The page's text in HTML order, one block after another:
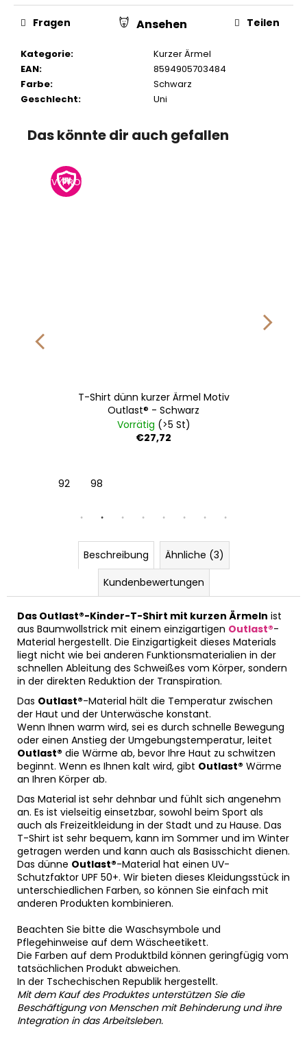
Kategorie:
Kurzer Ärmel
EAN:
8594905703484
Farbe:
Schwarz
Geschlecht: Uni
Fragen Ansehen Teilen
Das könnte dir auch gefallen
T-Shirt dünn kurzer Ärmel Motiv
Outlast® - Schwarz
Vorrätig (>5 St)
€27,72
92 98
VÝPRODEJ
Beschreibung
Ähnliche (3)
Kundenbewertungen
Das Outlast®-Kinder-T-Shirt mit kurzen Ärmeln ist
aus Baumwollstrick mit einem einzigartigen Outlast®-
Material hergestellt. Die Einzigartigkeit dieses Materials
liegt nicht wie bei anderen Funktionsmaterialien in der
schnellen Ableitung des Schweißes vom Körper, sondern
in der direkten Reduktion der Transpiration.
Das Outlast®-Material hält die Temperatur zwischen
der Haut und der Unterwäsche konstant.
Wenn Ihnen warm wird, sei es durch schnelle Bewegung
oder einen Anstieg der Umgebungstemperatur, leitet
Outlast® die Wärme ab, bevor Ihre Haut zu schwitzen
beginnt. Wenn es Ihnen kalt wird, gibt Outlast® Wärme
an Ihren Körper ab.
Das Material ist sehr dehnbar und fühlt sich angenehm
an. Es ist vielseitig einsetzbar, sowohl beim Sport als
auch als Freizeitkleidung in der Stadt und zu Hause. Das
T-Shirt ist sehr bequem, kann im Sommer und im Winter
getragen werden und kann auch als Basisschicht dienen.
Das dünne Outlast®-Material hat einen UV-
Schutzfaktor UPF 50+. Wir bieten dieses Kleidungsstück in
unterschiedlichen Farben, so können Sie einfach mit
anderen Produkten kombinieren.
Beachten Sie bitte die Waschsymbole und
Pflegehinweise auf dem Wäscheetikett.
Die Farben auf dem Produktbild können geringfügig vom
tatsächlichen Produkt abweichen.
In der Tschechischen Republik hergestellt.
Mit dem Kauf des Produktes unterstützen Sie die
Beschäftigung von Menschen mit Behinderung und ihre
Integration in das Arbeitsleben.